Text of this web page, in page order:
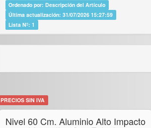
Ordenado por: Descripción del Artículo
Última actualización: 31/07/2026 15:27:59
Lista Nº: 1
PRECIOS SIN IVA
Nivel 60 Cm. Aluminio Alto Impacto